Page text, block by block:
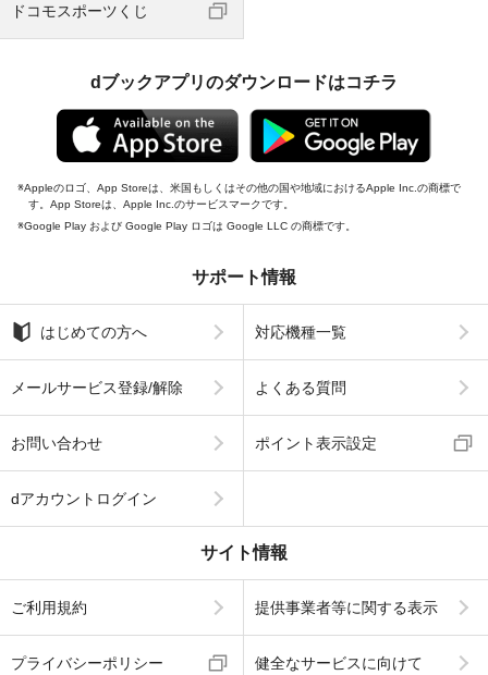
ドコモスポーツくじ
dブックアプリのダウンロードはコチラ
Appleのロゴ、App Storeは、米国もしくはその他の国や地域におけるApple Inc.の商標で
す。App Storeは、Apple Inc.のサービスマークです。
Google Play および Google Play ロゴは Google LLC の商標です。
サポート情報
はじめての方へ 対応機種一覧
メールサービス登録/解除 よくある質問
お問い合わせ ポイント表示設定
dアカウントログイン
サイト情報
ご利用規約 提供事業者等に関する表示
プライバシーポリシー 健全なサービスに向けて